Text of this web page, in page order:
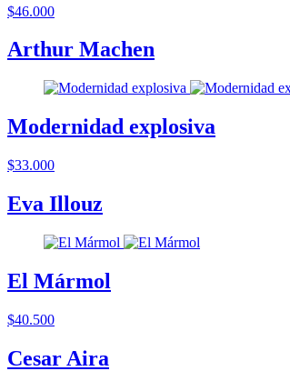
$46.000
Arthur Machen
Modernidad explosiva
$33.000
Eva Illouz
El Mármol
$40.500
Cesar Aira